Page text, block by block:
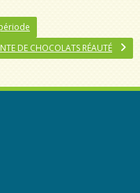
DE CHOCOLATS RÉAUTÉ